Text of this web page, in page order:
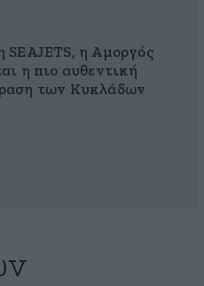
SEAJETS, η Αμοργός
η πιο αυθεντική
των Κυκλάδων